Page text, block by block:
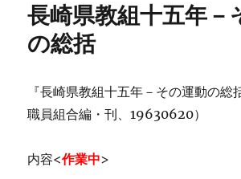
ー
長崎県教組十五年－
の総括
『長崎県教組十五年－その運動の総
職員組合編・刊、19630620）
内容<作業中>